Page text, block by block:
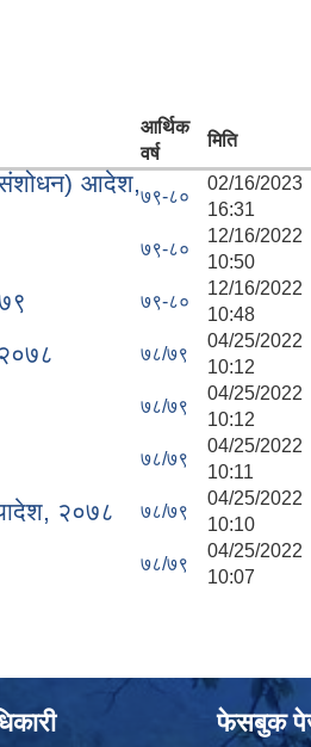
आर्थिक
वर्ष
मिति
संशोधन) आदेश,७९-८०
02/16/
16:31
७९-८०
12/16/
10:50
७९-८०
12/16/
10:48
७८/७९
04/25/
10:12
७८/७९
04/25/
10:12
७८/७९
04/25/
10:11
२०७८ ७८/७९
04/25/
10:10
७८/७९
04/25/
10:07
फेसबुक